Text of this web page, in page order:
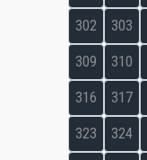
302 303
309 310
316 317
323 324